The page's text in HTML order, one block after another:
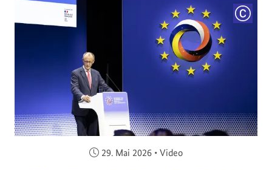
Veröffentlicht am:
29. Mai 2026 • Video